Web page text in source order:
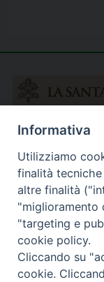
Informativa
Utilizziamo
finalità
altre finalità
"miglioramento
"targeting e
cookie policy.
Cliccando su
cookie.